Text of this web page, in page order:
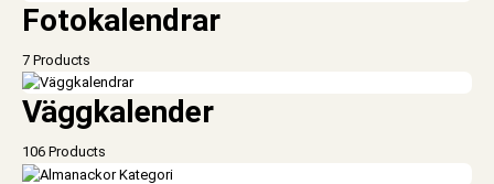
Fotokalendrar
7 Products
Väggkalender
106 Products